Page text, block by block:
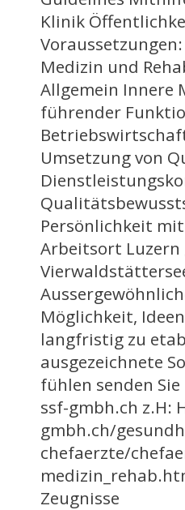
Klinik
Medizin und
Allgemein Innere
führender
Umsetzung von
Persönlichkeit
Arbeitsort
Möglichkeit,
langfristig zu
ausgezeichnete
fühlen senden
ssf-gmbh.ch z.H:
gmbh.ch/
chefaerzte/
Zeugnisse